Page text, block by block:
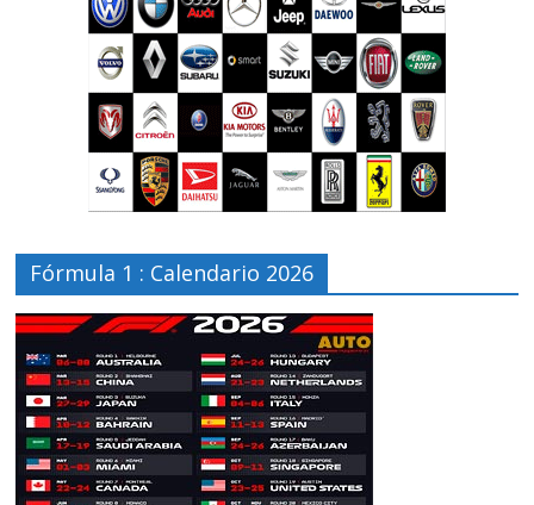
Fórmula 1 : Calendario 2026